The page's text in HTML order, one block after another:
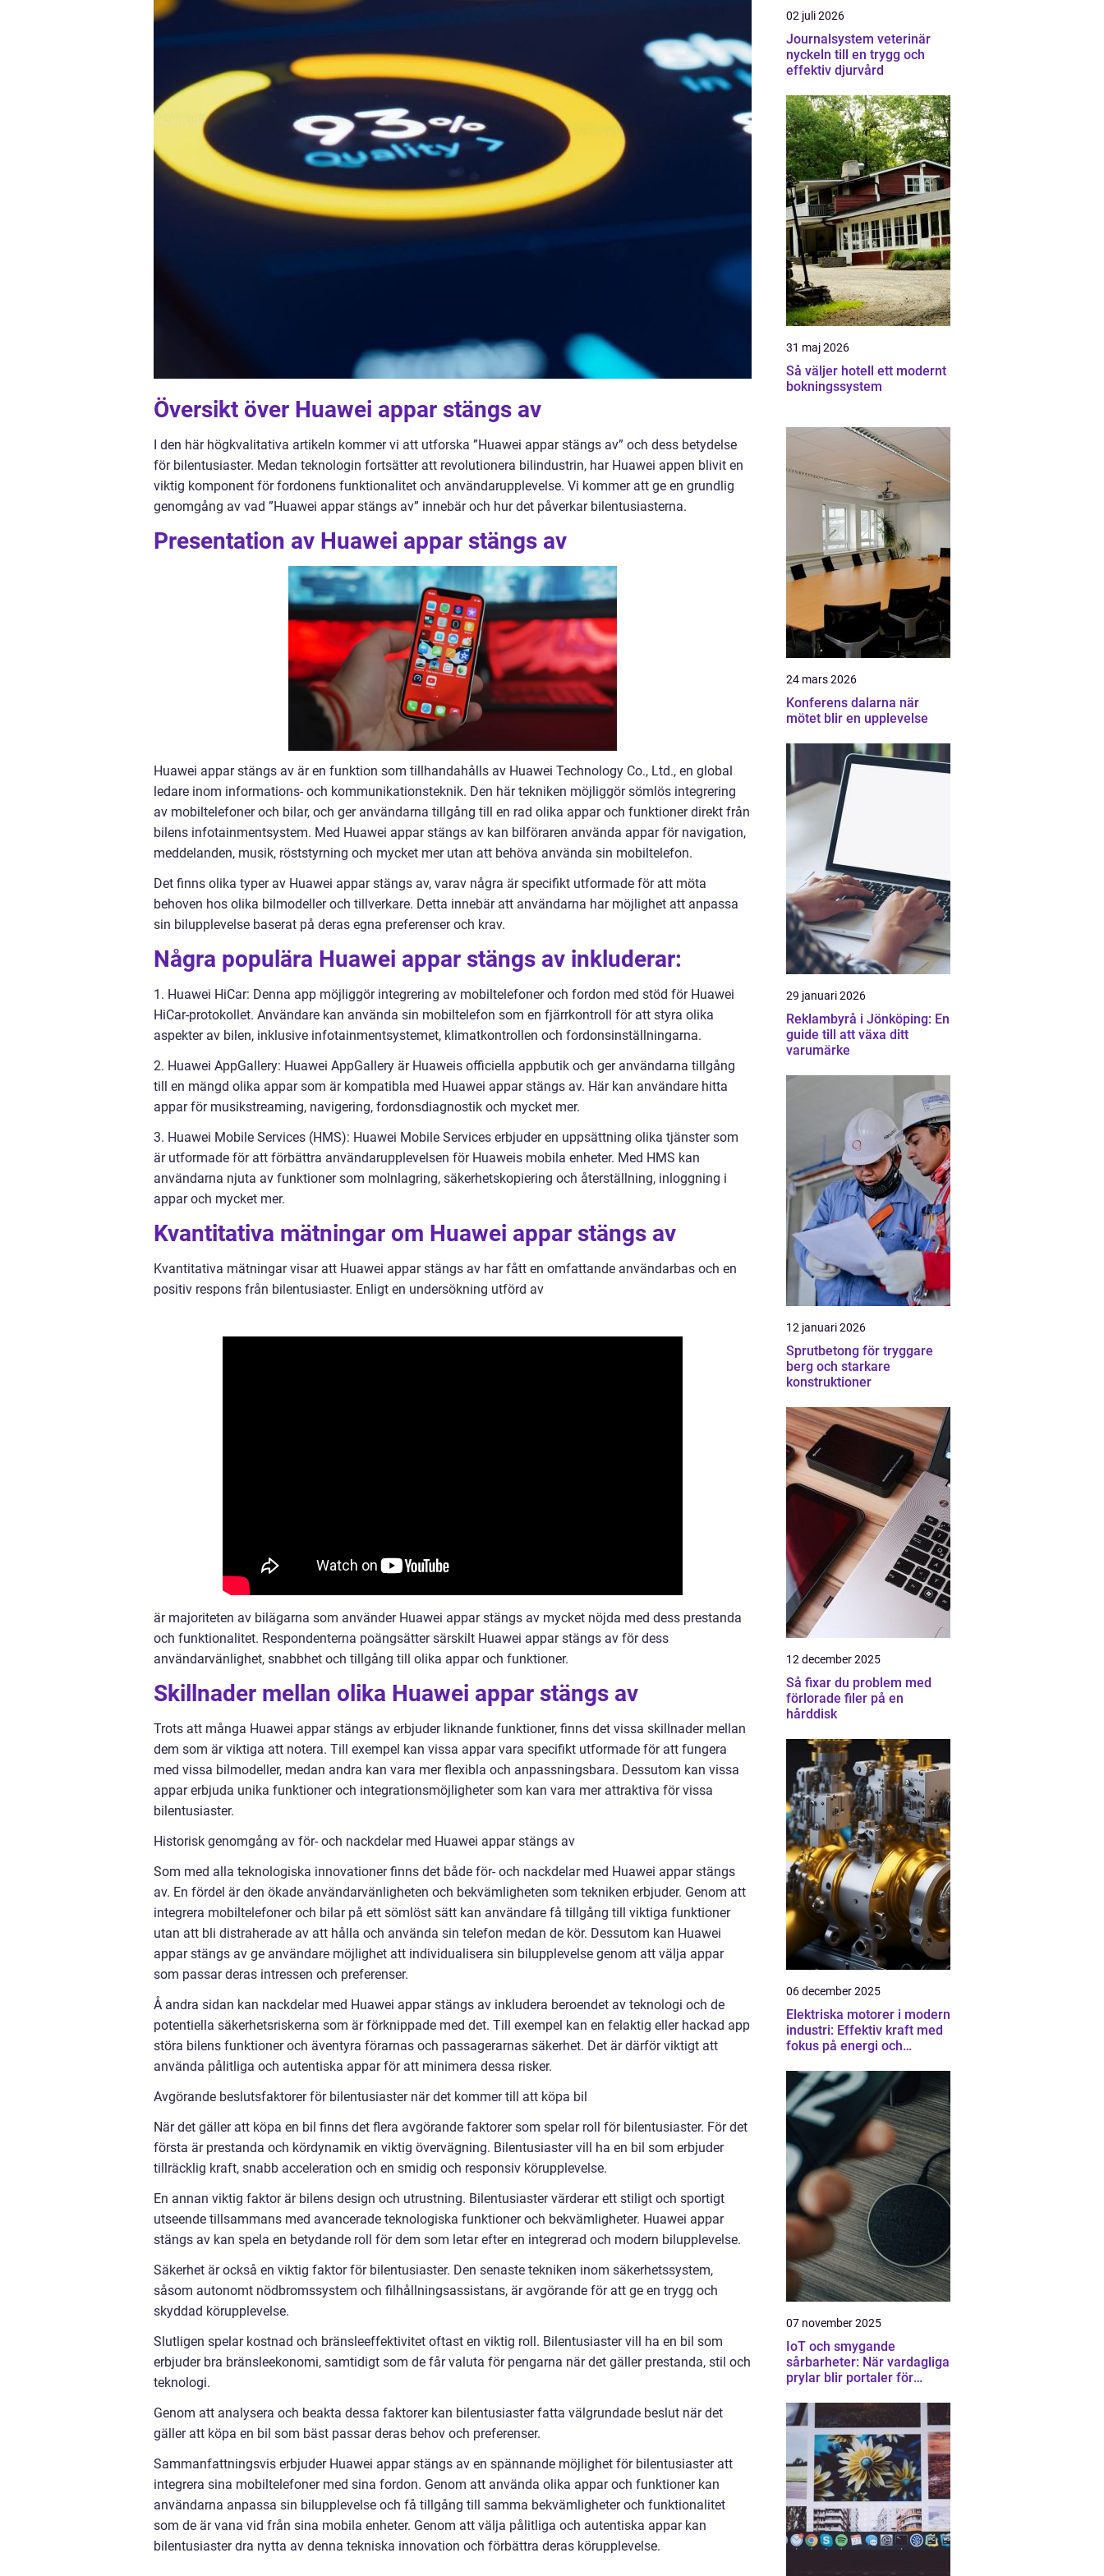
Översikt över Huawei appar stängs av
I den här högkvalitativa artikeln kommer vi att utforska ”Huawei appar stängs av” och dess betydelse
för bilentusiaster. Medan teknologin fortsätter att revolutionera bilindustrin, har Huawei appen blivit en
viktig komponent för fordonens funktionalitet och användarupplevelse. Vi kommer att ge en grundlig
genomgång av vad ”Huawei appar stängs av” innebär och hur det påverkar bilentusiasterna.
Presentation av Huawei appar stängs av
Huawei appar stängs av är en funktion som tillhandahålls av Huawei Technology Co., Ltd., en global
ledare inom informations- och kommunikationsteknik. Den här tekniken möjliggör sömlös integrering
av mobiltelefoner och bilar, och ger användarna tillgång till en rad olika appar och funktioner direkt från
bilens infotainmentsystem. Med Huawei appar stängs av kan bilföraren använda appar för navigation,
meddelanden, musik, röststyrning och mycket mer utan att behöva använda sin mobiltelefon.
Det finns olika typer av Huawei appar stängs av, varav några är specifikt utformade för att möta
behoven hos olika bilmodeller och tillverkare. Detta innebär att användarna har möjlighet att anpassa
sin bilupplevelse baserat på deras egna preferenser och krav.
Några populära Huawei appar stängs av inkluderar:
1. Huawei HiCar: Denna app möjliggör integrering av mobiltelefoner och fordon med stöd för Huawei
HiCar-protokollet. Användare kan använda sin mobiltelefon som en fjärrkontroll för att styra olika
aspekter av bilen, inklusive infotainmentsystemet, klimatkontrollen och fordonsinställningarna.
2. Huawei AppGallery: Huawei AppGallery är Huaweis officiella appbutik och ger användarna tillgång
till en mängd olika appar som är kompatibla med Huawei appar stängs av. Här kan användare hitta
appar för musikstreaming, navigering, fordonsdiagnostik och mycket mer.
3. Huawei Mobile Services (HMS): Huawei Mobile Services erbjuder en uppsättning olika tjänster som
är utformade för att förbättra användarupplevelsen för Huaweis mobila enheter. Med HMS kan
användarna njuta av funktioner som molnlagring, säkerhetskopiering och återställning, inloggning i
appar och mycket mer.
Kvantitativa mätningar om Huawei appar stängs av
Kvantitativa mätningar visar att Huawei appar stängs av har fått en omfattande användarbas och en
positiv respons från bilentusiaster. Enligt en undersökning utförd av
är majoriteten av bilägarna som använder Huawei appar stängs av mycket nöjda med dess prestanda
och funktionalitet. Respondenterna poängsätter särskilt Huawei appar stängs av för dess
användarvänlighet, snabbhet och tillgång till olika appar och funktioner.
Skillnader mellan olika Huawei appar stängs av
Trots att många Huawei appar stängs av erbjuder liknande funktioner, finns det vissa skillnader mellan
dem som är viktiga att notera. Till exempel kan vissa appar vara specifikt utformade för att fungera
med vissa bilmodeller, medan andra kan vara mer flexibla och anpassningsbara. Dessutom kan vissa
appar erbjuda unika funktioner och integrationsmöjligheter som kan vara mer attraktiva för vissa
bilentusiaster.
Historisk genomgång av för- och nackdelar med Huawei appar stängs av
Som med alla teknologiska innovationer finns det både för- och nackdelar med Huawei appar stängs
av. En fördel är den ökade användarvänligheten och bekvämligheten som tekniken erbjuder. Genom att
integrera mobiltelefoner och bilar på ett sömlöst sätt kan användare få tillgång till viktiga funktioner
utan att bli distraherade av att hålla och använda sin telefon medan de kör. Dessutom kan Huawei
appar stängs av ge användare möjlighet att individualisera sin bilupplevelse genom att välja appar
som passar deras intressen och preferenser.
Å andra sidan kan nackdelar med Huawei appar stängs av inkludera beroendet av teknologi och de
potentiella säkerhetsriskerna som är förknippade med det. Till exempel kan en felaktig eller hackad app
störa bilens funktioner och äventyra förarnas och passagerarnas säkerhet. Det är därför viktigt att
använda pålitliga och autentiska appar för att minimera dessa risker.
Avgörande beslutsfaktorer för bilentusiaster när det kommer till att köpa bil
När det gäller att köpa en bil finns det flera avgörande faktorer som spelar roll för bilentusiaster. För det
första är prestanda och kördynamik en viktig övervägning. Bilentusiaster vill ha en bil som erbjuder
tillräcklig kraft, snabb acceleration och en smidig och responsiv körupplevelse.
En annan viktig faktor är bilens design och utrustning. Bilentusiaster värderar ett stiligt och sportigt
utseende tillsammans med avancerade teknologiska funktioner och bekvämligheter. Huawei appar
stängs av kan spela en betydande roll för dem som letar efter en integrerad och modern bilupplevelse.
Säkerhet är också en viktig faktor för bilentusiaster. Den senaste tekniken inom säkerhetssystem,
såsom autonomt nödbromssystem och filhållningsassistans, är avgörande för att ge en trygg och
skyddad körupplevelse.
Slutligen spelar kostnad och bränsleeffektivitet oftast en viktig roll. Bilentusiaster vill ha en bil som
erbjuder bra bränsleekonomi, samtidigt som de får valuta för pengarna när det gäller prestanda, stil och
teknologi.
Genom att analysera och beakta dessa faktorer kan bilentusiaster fatta välgrundade beslut när det
gäller att köpa en bil som bäst passar deras behov och preferenser.
Sammanfattningsvis erbjuder Huawei appar stängs av en spännande möjlighet för bilentusiaster att
integrera sina mobiltelefoner med sina fordon. Genom att använda olika appar och funktioner kan
användarna anpassa sin bilupplevelse och få tillgång till samma bekvämligheter och funktionalitet
som de är vana vid från sina mobila enheter. Genom att välja pålitliga och autentiska appar kan
bilentusiaster dra nytta av denna tekniska innovation och förbättra deras körupplevelse.
02 juli 2026
Journalsystem veterinär
nyckeln till en trygg och
effektiv djurvård
31 maj 2026
Så väljer hotell ett modernt
bokningssystem
24 mars 2026
Konferens dalarna när
mötet blir en upplevelse
29 januari 2026
Reklambyrå i Jönköping: En
guide till att växa ditt
varumärke
12 januari 2026
Sprutbetong för tryggare
berg och starkare
konstruktioner
12 december 2025
Så fixar du problem med
förlorade filer på en
hårddisk
06 december 2025
Elektriska motorer i modern
industri: Effektiv kraft med
fokus på energi och
07 november 2025
IoT och smygande
sårbarheter: När vardagliga
prylar blir portaler för